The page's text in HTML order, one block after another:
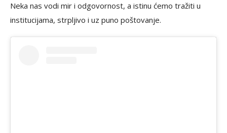
Neka nas vodi mir i odgovornost, a istinu ćemo tražiti u
institucijama, strpljivo i uz puno poštovanje.